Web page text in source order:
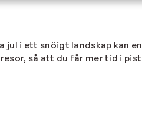
jul i ett snöigt landskap kan en
så att du får mer tid i